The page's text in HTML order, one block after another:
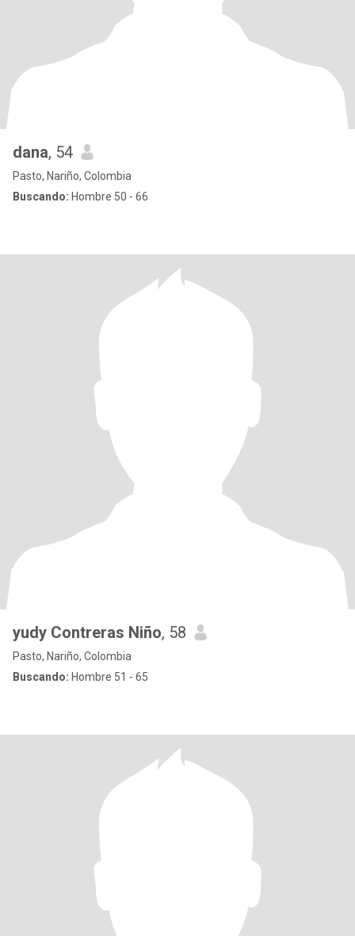
dana, 54
Pasto, Nariño, Colombia
Buscando: Hombre 50 - 66
yudy Contreras Niño, 58
Pasto, Nariño, Colombia
Buscando: Hombre 51 - 65